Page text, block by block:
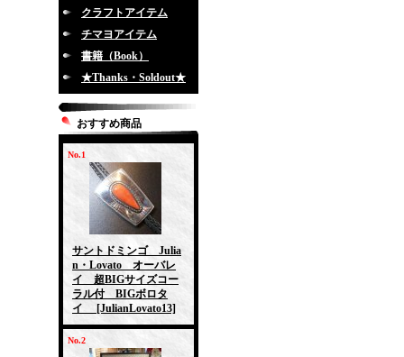
クラフトアイテム
チマヨアイテム
書籍（Book）
★Thanks・Soldout★
おすすめ商品
No.1
サントドミンゴ Julia
n・Lovato オーバレ
イ 超BIGサイズコー
ラル付 BIGボロタ
イ
[JulianLovato13]
No.2